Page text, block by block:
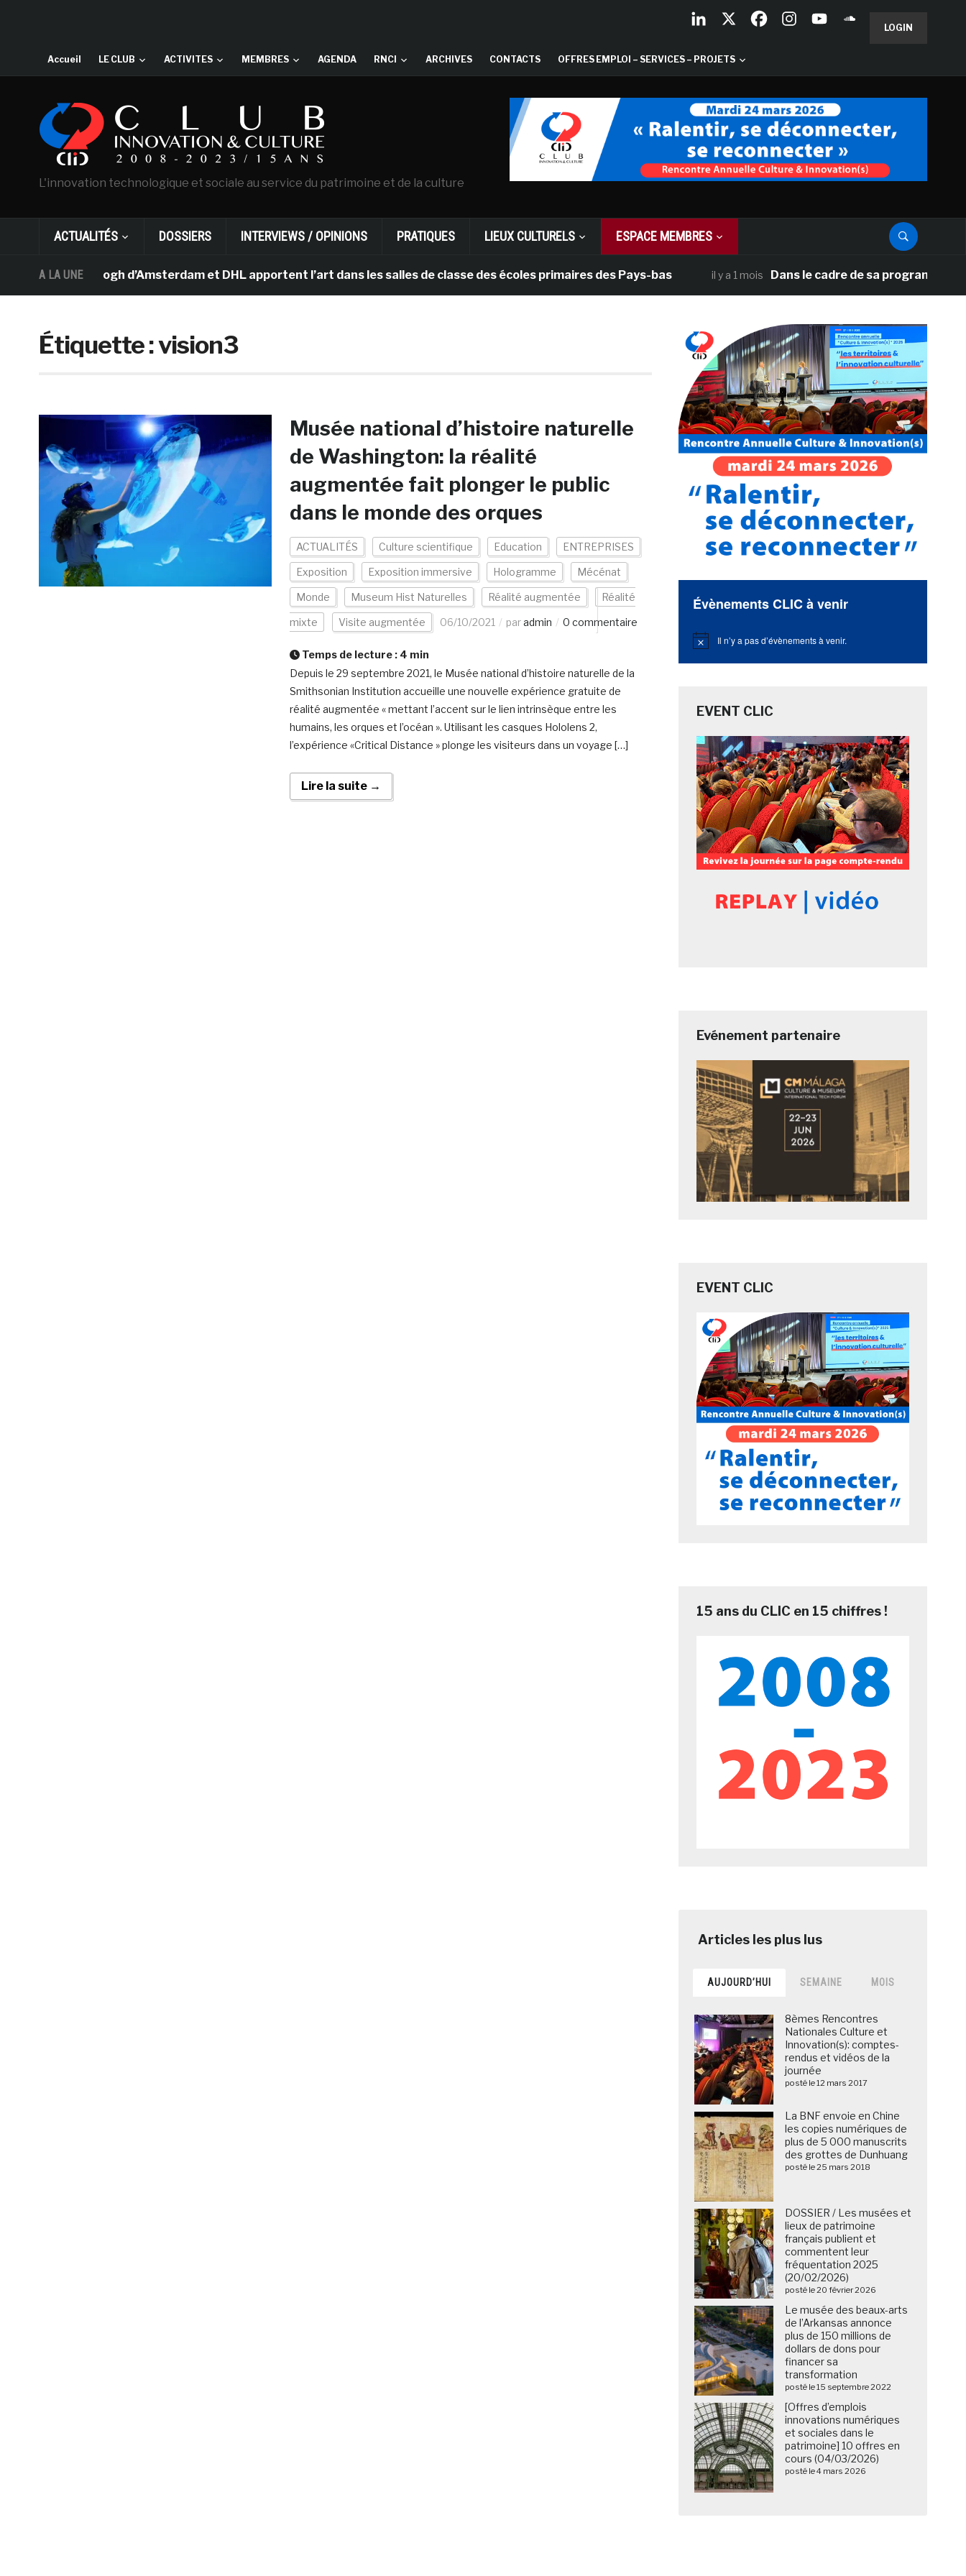
LOGIN
Accueil LE CLUB ACTIVITES MEMBRES AGENDA RNCI ARCHIVES CONTACTS OFFRES EMPLOI – SERVICES – PROJETS
L'innovation technologique et sociale au service du patrimoine et de la culture
ACTUALITÉS DOSSIERS INTERVIEWS / OPINIONS PRATIQUES LIEUX CULTURELS ESPACE MEMBRES
A LA UNE
Van Gogh d’Amsterdam et DHL apportent l’art dans les salles de classe des écoles primaires des Pays-bas il y a 1 mois Dans le cadre de sa programmation
Étiquette :vision3
Musée national d’histoire naturelle
de Washington: la réalité
augmentée fait plonger le public
dans le monde des orques
ACTUALITÉS Culture scientifique Education ENTREPRISES
Exposition Exposition immersive Hologramme Mécénat
Monde Museum Hist Naturelles Réalité augmentée Réalité
mixte Visite augmentée 06/10/2021 paradmin 0 commentaire
Temps de lecture : 4 min
Depuis le 29 septembre 2021, le Musée national d’histoire naturelle de la
Smithsonian Institution accueille une nouvelle expérience gratuite de
réalité augmentée « mettant l’accent sur le lien intrinsèque entre les
humains, les orques et l’océan ». Utilisant les casques Hololens 2,
l’expérience «Critical Distance » plonge les visiteurs dans un voyage […]
Lire la suite →
Évènements CLIC à venir
Notice Il n’y a pas d’évènements à venir.
EVENT CLIC
Evénement partenaire
EVENT CLIC
15 ans du CLIC en 15 chiffres !
AUJOURD’HUI SEMAINE MOIS
8èmes Rencontres
Nationales Culture et
Innovation(s): comptes-
rendus et vidéos de la
journée
posté le 12 mars 2017
La BNF envoie en Chine
les copies numériques de
plus de 5 000 manuscrits
des grottes de Dunhuang
posté le 25 mars 2018
DOSSIER / Les musées et
lieux de patrimoine
français publient et
commentent leur
fréquentation 2025
(20/02/2026)
posté le 20 février 2026
Le musée des beaux-arts
de l’Arkansas annonce
plus de 150 millions de
dollars de dons pour
financer sa
transformation
posté le 15 septembre 2022
[Offres d’emplois
innovations numériques
et sociales dans le
patrimoine] 10 offres en
cours (04/03/2026)
posté le 4 mars 2026